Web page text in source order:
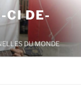
CI DE-
DU MONDE